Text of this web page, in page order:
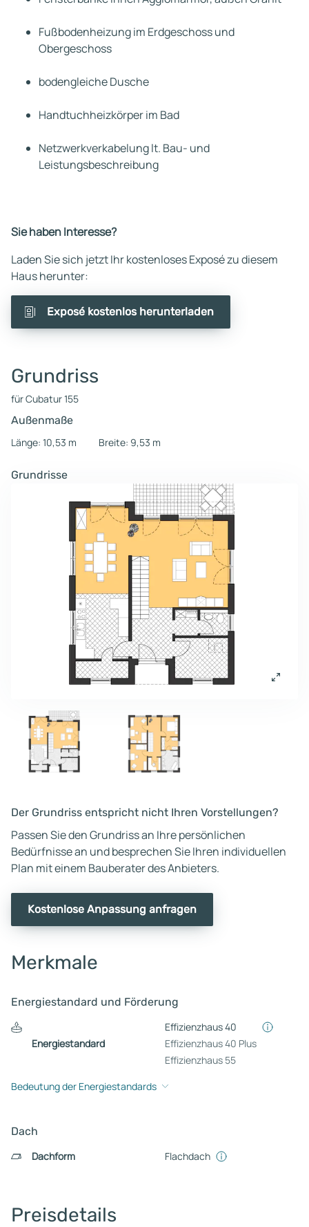
Fußbodenheizung im Erdgeschoss und
Obergeschoss
bodengleiche Dusche
Handtuchheizkörper im Bad
Netzwerkverkabelung lt. Bau- und
Leistungsbeschreibung
Sie haben Interesse?
Laden Sie sich jetzt Ihr kostenloses Exposé zu diesem
Haus herunter:
Exposé kostenlos herunterladen
Grundriss
für Cubatur 155
Außenmaße
Länge: 10,53 m
Breite: 9,53 m
Grundrisse
Der Grundriss entspricht nicht Ihren Vorstellungen?
Passen Sie den Grundriss an Ihre persönlichen
Bedürfnisse an und besprechen Sie Ihren individuellen
Plan mit einem Bauberater des Anbieters.
Kostenlose Anpassung anfragen
Merkmale
Energiestandard und Förderung
Energiestandard
Effizienzhaus 40
Effizienzhaus 40 Plus
Effizienzhaus 55
Bedeutung der Energiestandards
Dach
Dachform
Flachdach
Preisdetails